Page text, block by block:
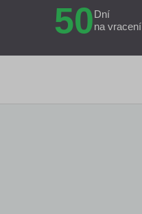
50Dní
na vracení